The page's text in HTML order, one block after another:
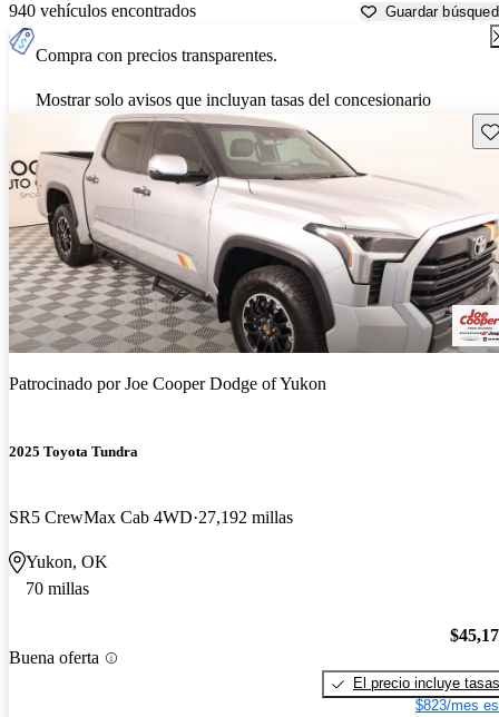
940 vehículos encontrados Guardar
Compra con precios transparentes.
Mostrar solo avisos que incluyan tasas del concesionario
Patrocinado porJoe Cooper Dodge of Yukon
2025 Toyota Tundra
SR5 CrewMax Cab 4WD 27,192 millas
Yukon, OK
70 millas
Buena oferta
El precio incluye tasas
$823/mes